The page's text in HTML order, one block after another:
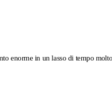
enorme in un lasso di tempo